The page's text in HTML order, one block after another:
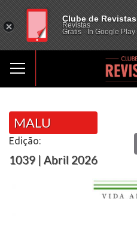
MALU
Edição:
1039 | Abril 2026
Clube de Revistas
Revistas
Gratis - In Google Play